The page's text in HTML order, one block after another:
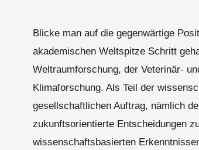
Blicke man auf die gegenwärtige
akademischen Weltspitze Schritt
Weltraumforschung, der Veterinär-
Klimaforschung. Als Teil der
gesellschaftlichen Auftrag, nämlich
zukunftsorientierte Entscheidungen
wissenschaftsbasierten